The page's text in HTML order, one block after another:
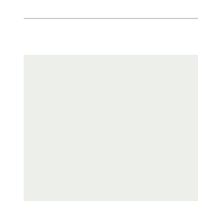
Parque do